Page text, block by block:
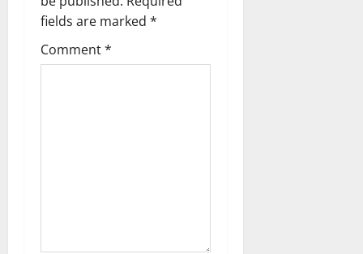
a
t
fields are marked *
Comment*